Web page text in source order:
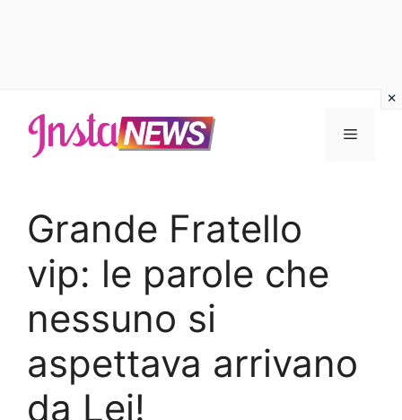
contenuto
Menu
Grande Fratello
vip: le parole che
nessuno si
aspettava arrivano
da Lei!